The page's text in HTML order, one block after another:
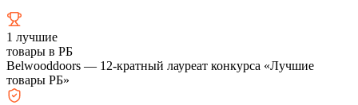
1 лучшие
товары в РБ
Belwooddoors — 12-кратный лауреат конкурса «Лучшие
товары РБ»